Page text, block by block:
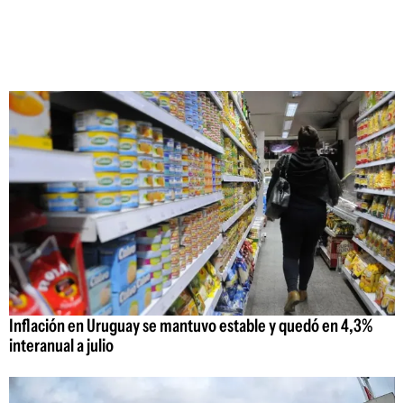
Inflación en Uruguay se mantuvo estable y quedó en 4,3%
interanual a julio